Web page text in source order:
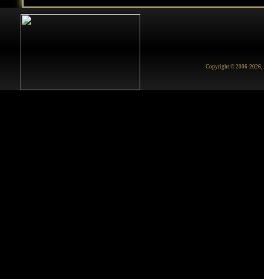
Copyright © 2006-2026,